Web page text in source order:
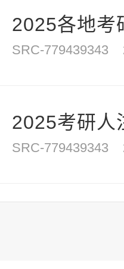
2025各地考
SRC-779439343
2025考研人
SRC-779439343